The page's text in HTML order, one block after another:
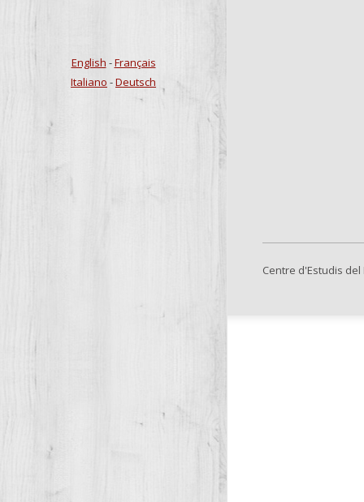
English -Français
Italiano -Deutsch
Centre d'Estudis